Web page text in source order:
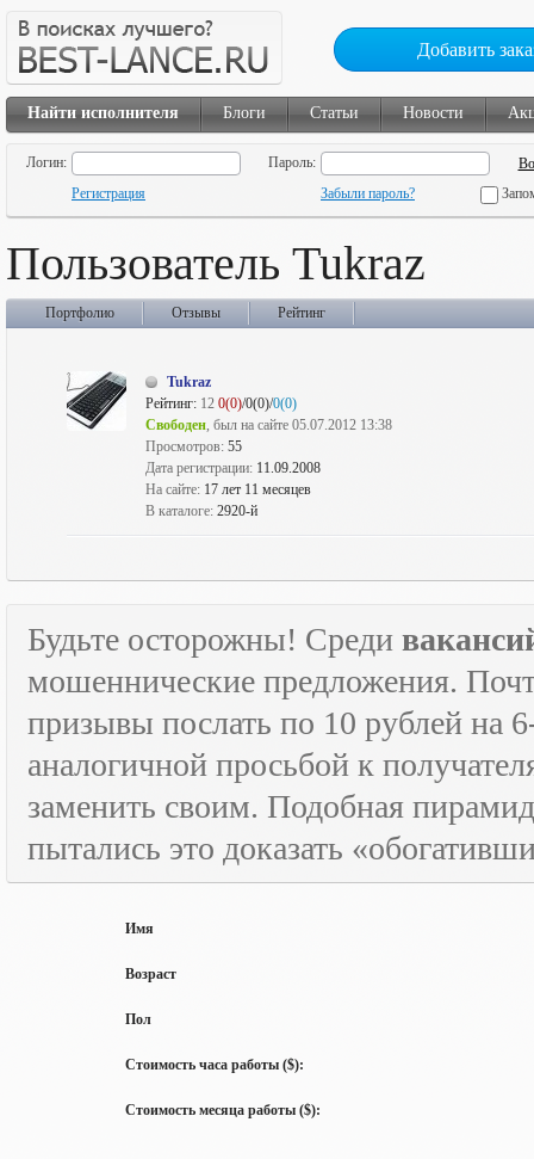
Добавить
Найти исполнителя Блоги Статьи Новости
Логин:
Пароль:
Регистрация
Забыли пароль?
Пользователь Tukraz
Портфолио Отзывы Рейтинг
Tukraz
Рейтинг: 12 0(0)/0(0)/0(0)
Свободен, был на сайте 05.07.2012 13:38
Просмотров: 55
Дата регистрации: 11.09.2008
На сайте: 17 лет 11 месяцев
В каталоге: 2920-й
Будьте осторожны! Среди
мошеннические предложения.
призывы послать по 10 рублей на
аналогичной просьбой к
заменить своим. Подобная
пытались это доказать
Имя
Возраст
Пол
Стоимость часа работы ($):
Стоимость месяца работы ($):